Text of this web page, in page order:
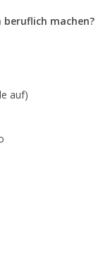
beruflich machen?
auf)